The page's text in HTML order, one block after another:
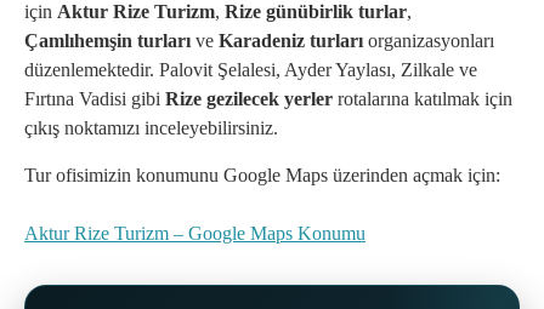
için Aktur Rize Turizm, Rize günübirlik turlar,
Çamlıhemşin turları ve Karadeniz turları organizasyonları
düzenlemektedir. Palovit Şelalesi, Ayder Yaylası, Zilkale ve
Fırtına Vadisi gibi Rize gezilecek yerler rotalarına katılmak için
çıkış noktamızı inceleyebilirsiniz.
Tur ofisimizin konumunu Google Maps üzerinden açmak için:
Aktur Rize Turizm – Google Maps Konumu